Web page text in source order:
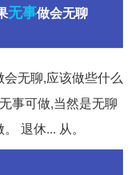
无事做会无聊
无聊,应该做些什么
事可做,当然是无聊
退休... 从。